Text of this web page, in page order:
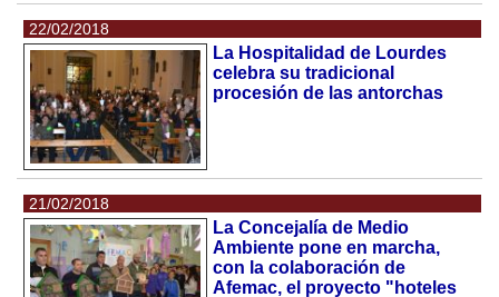
22/02/2018
La Hospitalidad de Lourdes
celebra su tradicional
procesión de las antorchas
21/02/2018
La Concejalía de Medio
Ambiente pone en marcha,
con la colaboración de
Afemac, el proyecto "hoteles